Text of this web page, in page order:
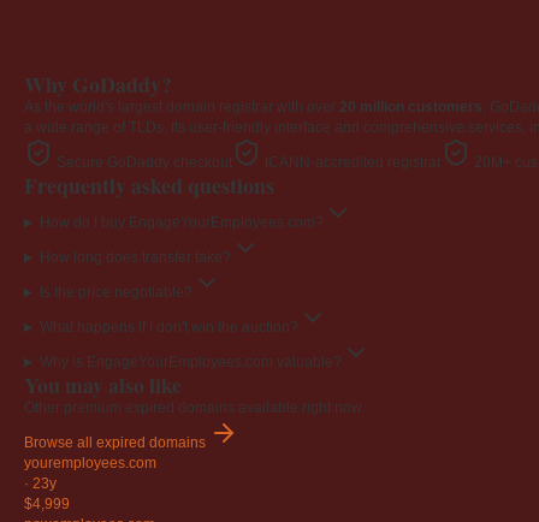
Why GoDaddy?
As the world's largest domain registrar with over 20 million customers,
a wide range of TLDs. Its user-friendly interface and comprehensive
Secure GoDaddy checkout ICANN-accredited registrar 20M+
Frequently asked questions
How do I buy EngageYourEmployees.com?
How long does transfer take?
Is the price negotiable?
What happens if I don't win the auction?
Why is EngageYourEmployees.com valuable?
You may also like
Other premium expired domains available right now.
Browse all expired domains
youremployees.com
· 23y
$4,999